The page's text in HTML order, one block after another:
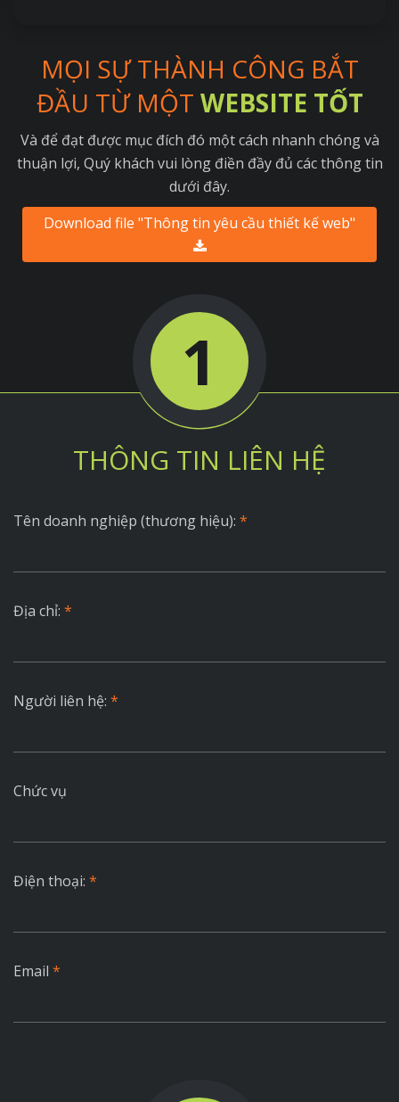
MỌI SỰ THÀNH CÔNG BẮT
ĐẦU TỪ MỘT WEBSITE TỐT
Và để đạt được mục đích đó một cách nhanh chóng và
thuận lợi, Quý khách vui lòng điền đầy đủ các thông tin
dưới đây.
Download file "Thông tin yêu cầu thiết kế web"
1
THÔNG TIN LIÊN HỆ
Tên doanh nghiệp (thương hiệu): *
Địa chỉ: *
Người liên hệ: *
Chức vụ
Điện thoại: *
Email *